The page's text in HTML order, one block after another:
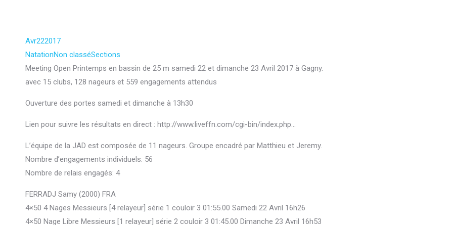
Avr222017
NatationNon classéSections
Meeting Open Printemps en bassin de 25 m samedi 22 et dimanche 23 Avril 2017 à Gagny.
avec 15 clubs, 128 nageurs et 559 engagements attendus
Ouverture des portes samedi et dimanche à 13h30
Lien pour suivre les résultats en direct : http://www.liveffn.com/cgi-bin/index.php…
L’équipe de la JAD est composée de 11 nageurs. Groupe encadré par Matthieu et Jeremy.
Nombre d’engagements individuels: 56
Nombre de relais engagés: 4
FERRADJ Samy (2000) FRA
4×50 4 Nages Messieurs [4 relayeur] série 1 couloir 3 01:55.00 Samedi 22 Avril 16h26
4×50 Nage Libre Messieurs [1 relayeur] série 2 couloir 3 01:45.00 Dimanche 23 Avril 16h53